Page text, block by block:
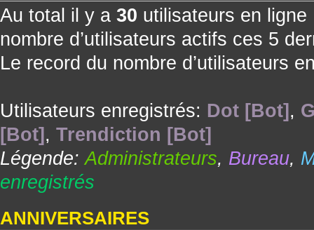
Au total il y a 30 utilisateurs en
nombre d’utilisateurs actifs ces 5
Le record du nombre d’utilisateurs
Utilisateurs enregistrés: Dot [Bot] ,
[Bot] , Trendiction [Bot]
Légende:Administrateurs, Bureau,
enregistrés
ANNIVERSAIRES